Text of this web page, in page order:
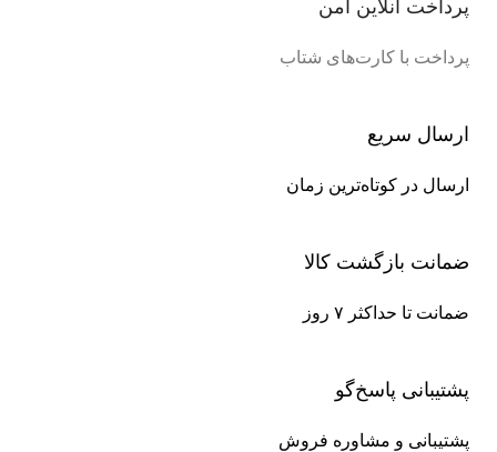
پرداخت آنلاین امن
پرداخت با کارت‌های شتاب
ارسال سریع
ارسال در کوتاه‌ترین زمان
ضمانت بازگشت کالا
ضمانت تا حداکثر ۷ روز
پشتیبانی پاسخ‌گو
پشتیبانی و مشاوره فروش